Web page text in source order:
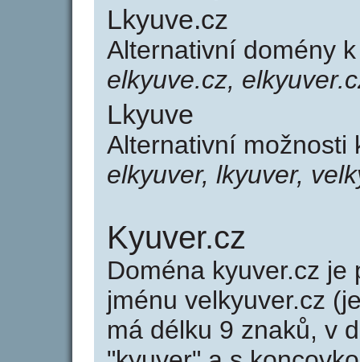
Lkyuve.cz
Alternativní domény
elkyuve.cz,
Lkyuve
Alternativní
elkyuver, lkyuver,
Kyuver.cz
Doména kyuver.cz
jménu velkyuver.cz
má délku 9 znaků, v